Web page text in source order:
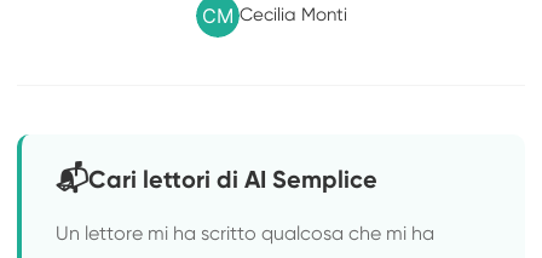
Cecilia Monti
📬Cari lettori di AI Semplice
Un lettore mi ha scritto qualcosa che mi ha